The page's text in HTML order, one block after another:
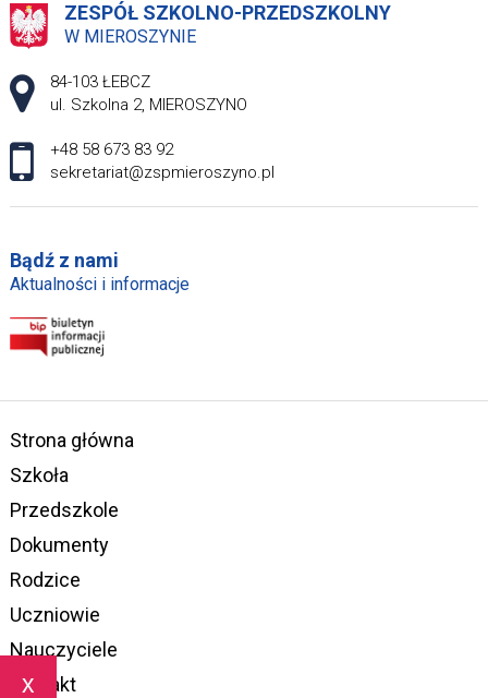
x
ZESPÓŁ SZKOLNO-PRZEDSZKOLNY
W MIEROSZYNIE
Adres pocztowy:
84-103 ŁEBCZ
ul. Szkolna 2, MIEROSZYNO
+48 58 673 83 92
sekretariat@zspmieroszyno.pl
Bądź z nami
Aktualności i informacje
Strona główna
Szkoła
Przedszkole
Dokumenty
Rodzice
Uczniowie
Nauczyciele
Kontakt